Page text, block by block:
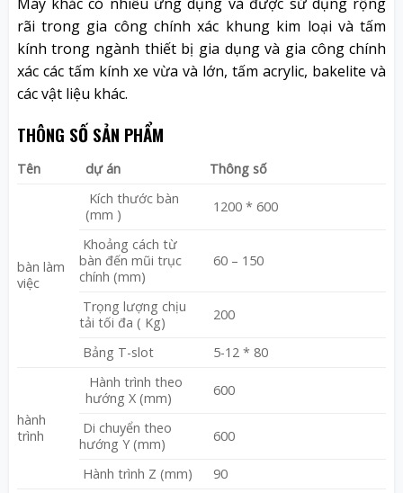
rãi trong gia công chính xác khung kim loại và tấm
kính trong ngành thiết bị gia dụng và gia công chính
xác các tấm kính xe vừa và lớn, tấm acrylic, bakelite và
các vật liệu khác.
THÔNG SỐ SẢN PHẨM
Tên dự án Thông số
bàn làm
việc
Kích thước bàn
(mm )
1200 * 600
Khoảng cách từ
bàn đến mũi trục
chính (mm)
60 – 150
Trọng lượng chịu
tải tối đa ( Kg)
200
Bảng T-slot 5-12 * 80
hành
trình
Hành trình theo
hướng X (mm)
600
Di chuyển theo
hướng Y (mm)
600
Hành trình Z (mm) 90